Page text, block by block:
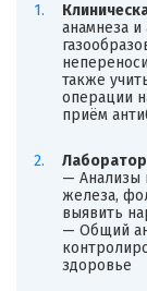
анамнеза и
также
операции
приём
— Анализы
железа,
выявить
— Общий
здоровье